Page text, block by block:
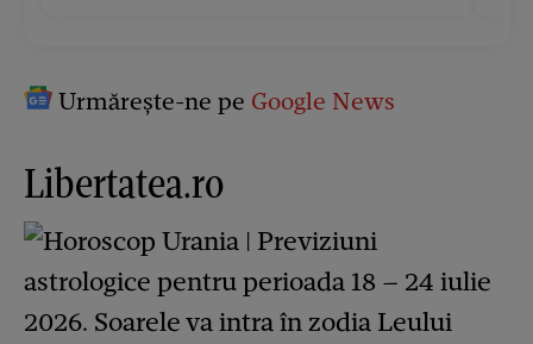
Urmărește-ne pe Google News
Libertatea.ro